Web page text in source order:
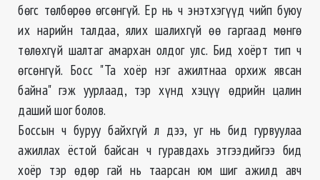
бөгс төлбөрөө өгсөнгүй. Ер нь ч энэтхэгүүд чийп буюу
их нарийн талдаа, ялих шалихгүй өө гаргаад мөнгө
төлөхгүй шалтаг амархан олдог улс. Бид хоёрт тип ч
өгсөнгүй. Босс "Та хоёр нэг ажилтнаа орхиж явсан
байна" гэж уурлаад, тэр хүнд хэцүү өдрийн цалин
даший шог болов.
Боссын ч буруу байхгүй л дээ, уг нь бид гурвуулаа
ажиллах ёстой байсан ч гуравдахь этгээдийгээ бид
хоёр тэр өдөр гай нь таарсан юм шиг ажилд авч